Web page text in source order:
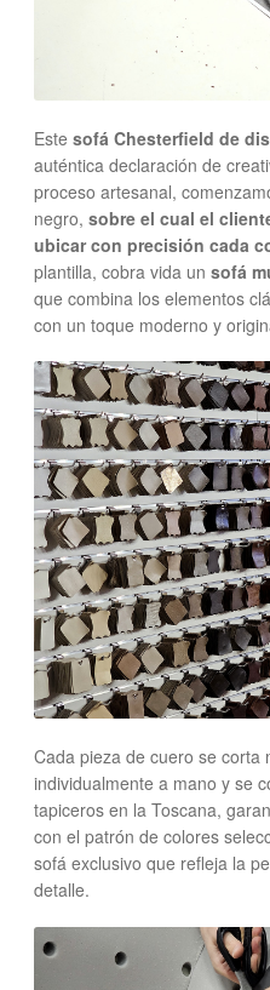
Este sofá Chesterfield de
auténtica declaración de
proceso artesanal,
negro, sobre el cual el
ubicar con precisión cada
plantilla, cobra vida un sofá
que combina los elementos
con un toque moderno y
Cada pieza de cuero se corta
individualmente a mano y se
tapiceros en la Toscana,
con el patrón de colores
sofá exclusivo que refleja la
detalle.